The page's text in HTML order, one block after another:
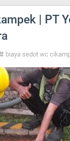
| PT
biaya sedot wc